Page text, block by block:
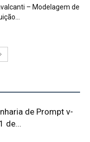
– Modelagem de
de Prompt v-
de...